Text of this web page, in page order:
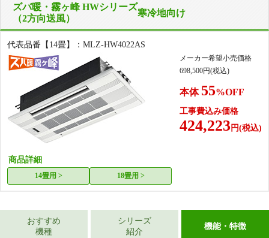
ズバ暖・霧ヶ峰 HWシリーズ
（2方向送風）
寒冷地向け
代表品番【14畳】：MLZ-HW4022AS
メーカー希望小売価格
698,500円(税込)
本体 55%OFF
工事費込み価格
424,223 円(税込)
商品詳細
14畳用 > 18畳用 >
おすすめ
機種
シリーズ
紹介
機能・特徴